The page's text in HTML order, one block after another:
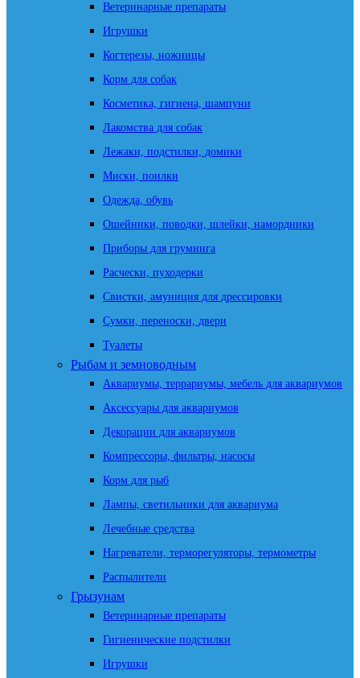
Ветеринарные препараты
Игрушки
Когтерезы, ножницы
Корм для собак
Косметика, гигиена, шампуни
Лакомства для собак
Лежаки, подстилки, домики
Миски, поилки
Одежда, обувь
Ошейники, поводки, шлейки, намордники
Приборы для груминга
Расчески, пуходерки
Свистки, амуниция для дрессировки
Сумки, переноски, двери
Туалеты
Рыбам и земноводным
Аквариумы, террариумы, мебель для аквариумов
Аксессуары для аквариумов
Декорации для аквариумов
Компрессоры, фильтры, насосы
Корм для рыб
Лампы, светильники для аквариума
Лечебные средства
Нагреватели, терморегуляторы, термометры
Распылители
Грызунам
Ветеринарные препараты
Гигиенические подстилки
Игрушки